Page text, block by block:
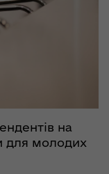
на
для молодих